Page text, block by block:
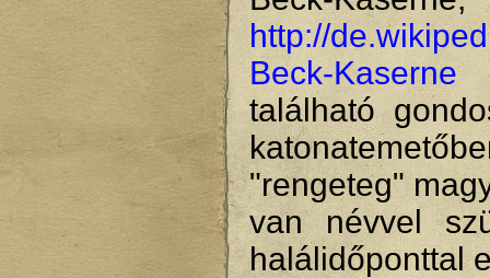
http://
Beck-Kaserne
található
"rengeteg"
van névvel
halálidőponttal